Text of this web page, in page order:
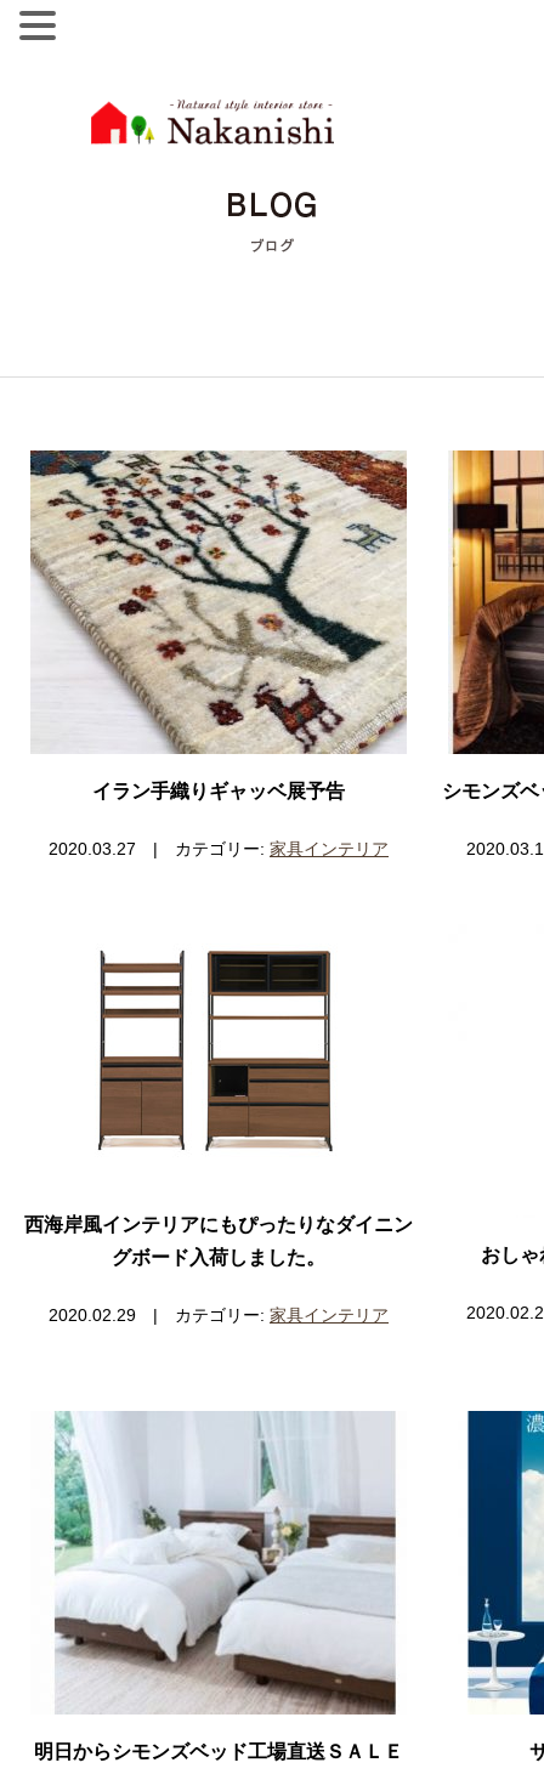
イラン手織りギャッベ展予告
2020.03.27 | カテゴリー: 家具インテリア
シモンズ
西海岸風インテリアにもぴったりなダイニン
グボード入荷しました。
2020.02.29 | カテゴリー: 家具インテリア
おし
明日からシモンズベッド工場直送ＳＡＬＥ